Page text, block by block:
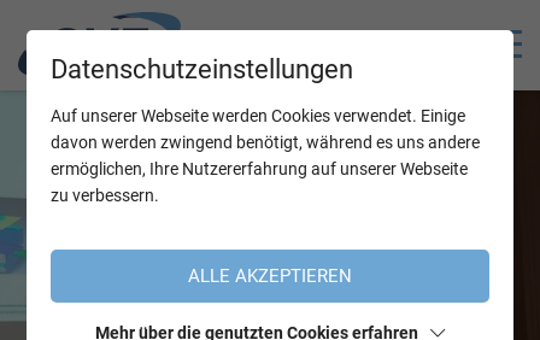
Datenschutzeinstellungen
Auf unserer Webseite werden Cookies verwendet. Einige
davon werden zwingend benötigt, während es uns andere
ermöglichen, Ihre Nutzererfahrung auf unserer Webseite
zu verbessern.
ALLE AKZEPTIEREN
Mehr über die genutzten Cookies erfahren